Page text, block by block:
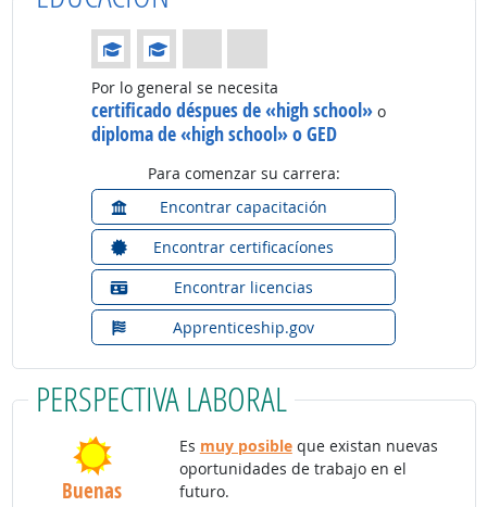
Educación: (Calificación 2 de 4)
Por lo general se necesita
certificado déspues de «high school» o
diploma de «high school» o GED
Para comenzar su carrera:
Encontrar capacitación
Encontrar certificacíones
Encontrar licencias
Apprenticeship.gov
PERSPECTIVA LABORAL
Buenas
Es muy posibleque existan nuevas
oportunidades de trabajo en el
futuro.